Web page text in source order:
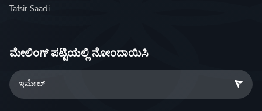
Tafsir Saadi
ಮೇಲಿಂಗ್ ಪಟ್ಟಿಯಲ್ಲಿ ನೋಂದಾಯಿಸಿ